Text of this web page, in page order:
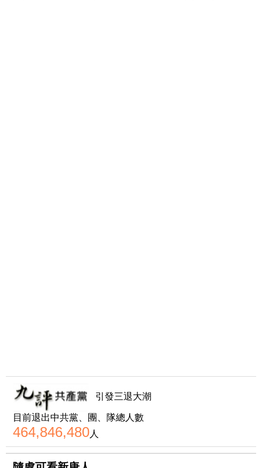
引發三退大潮
目前退出中共黨、團、隊總人數
464,846,480人